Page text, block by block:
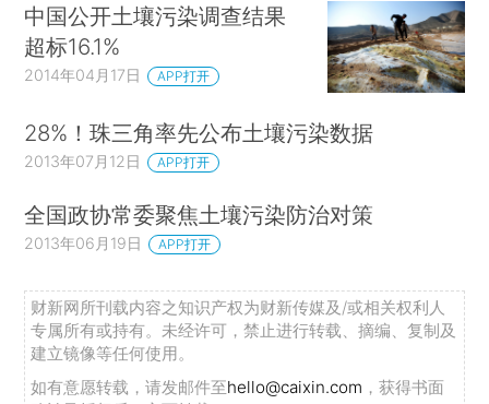
中国公开土壤污染调查结果
超标16.1%
2014年04月17日 APP打开
28%！珠三角率先公布土壤污染数据
2013年07月12日 APP打开
全国政协常委聚焦土壤污染防治对策
2013年06月19日 APP打开
财新网所刊载内容之知识产权为财新传媒及/或相关权利人
专属所有或持有。未经许可，禁止进行转载、摘编、复制及
建立镜像等任何使用。
如有意愿转载，请发邮件至hello@caixin.com ，获得书面